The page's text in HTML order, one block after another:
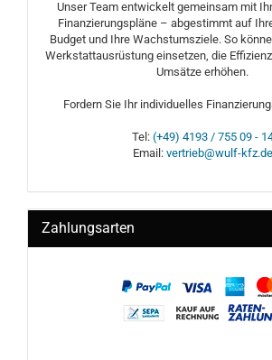
Unser Team entwickelt gemeinsam mit
Finanzierungspläne – abgestimmt auf
Budget und Ihre Wachstumsziele. So
Werkstattausrüstung einsetzen, die
Umsätze erhöhen.
Fordern Sie Ihr individuelles
Tel: (+49) 4193 / 755 09 -
Email: vertrieb@wulf-kfz.de
Zahlungsarten